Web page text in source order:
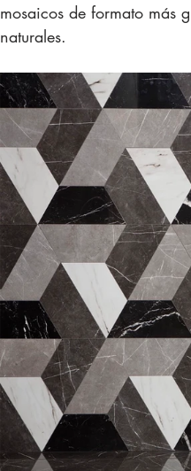
mosaicos de formato más
naturales.